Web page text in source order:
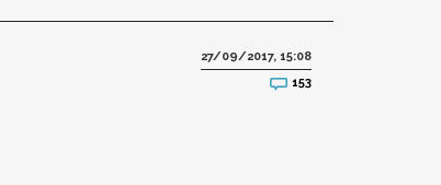
27/09/2017, 15:08
153